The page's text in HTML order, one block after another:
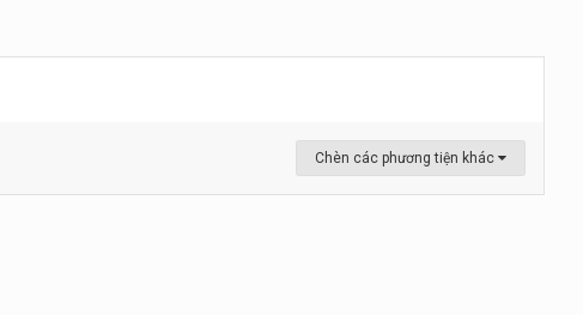
Chèn các phương tiện khác